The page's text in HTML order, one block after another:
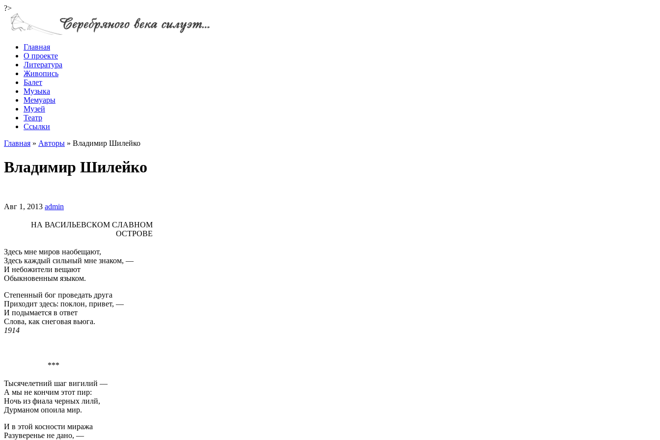
?>
Главная
О проекте
Литература
Живопись
Балет
Музыка
Мемуары
Музей
Театр
Ссылки
Главная » Авторы » Владимир Шилейко
Владимир Шилейко
Авг 1, 2013 admin
НА ВАСИЛЬЕВСКОМ СЛАВНОМ
ОСТРОВЕ
Здесь мне миров наобещают,
Здесь каждый сильный мне знаком, —
И небожители вещают
Обыкновенным языком.
Степенный бог проведать друга
Приходит здесь: поклон, привет, —
И подымается в ответ
Слова, как снеговая вьюга.
1914
***
Тысячелетний шаг вигилий —
А мы не кончим этот пир:
Ночь из фиала черных лилй,
Дурманом опоила мир.
И в этой косности миража
Разуверенье не дано, —